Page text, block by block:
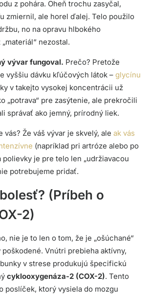
z pohára. Oheň trochu zasyčal,
zmiernil, ale horel ďalej. Telo použilo
no na opravu hlbokého
nezostal.
vývar fungoval. Prečo? Pretože
vyššiu dávku kľúčových látok – glycínu
v takejto vysokej koncentrácii už
„potrava“ pre zasýtenie, ale prekročili
správať ako jemný, prírodný liek.
vás? Že váš vývar je skvelý, ale ak vás
(napríklad pri artróze alebo po
polievky je pre telo len „udržiavacou
potrebujeme pridať.
(Príbeh o
2)
nie je to len o tom, že je „ošúchané“
Vnútri prebieha aktívny,
v strese produkujú špecifickú
cyklooxygenáza-2 (COX-2). Tento
poslíček, ktorý vysiela do mozgu